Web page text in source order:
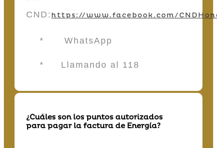
CND: https://www.facebook.com/
* WhatsApp
* Llamando al 118
¿Cuáles son los puntos autorizados
para pagar la factura de Energía?